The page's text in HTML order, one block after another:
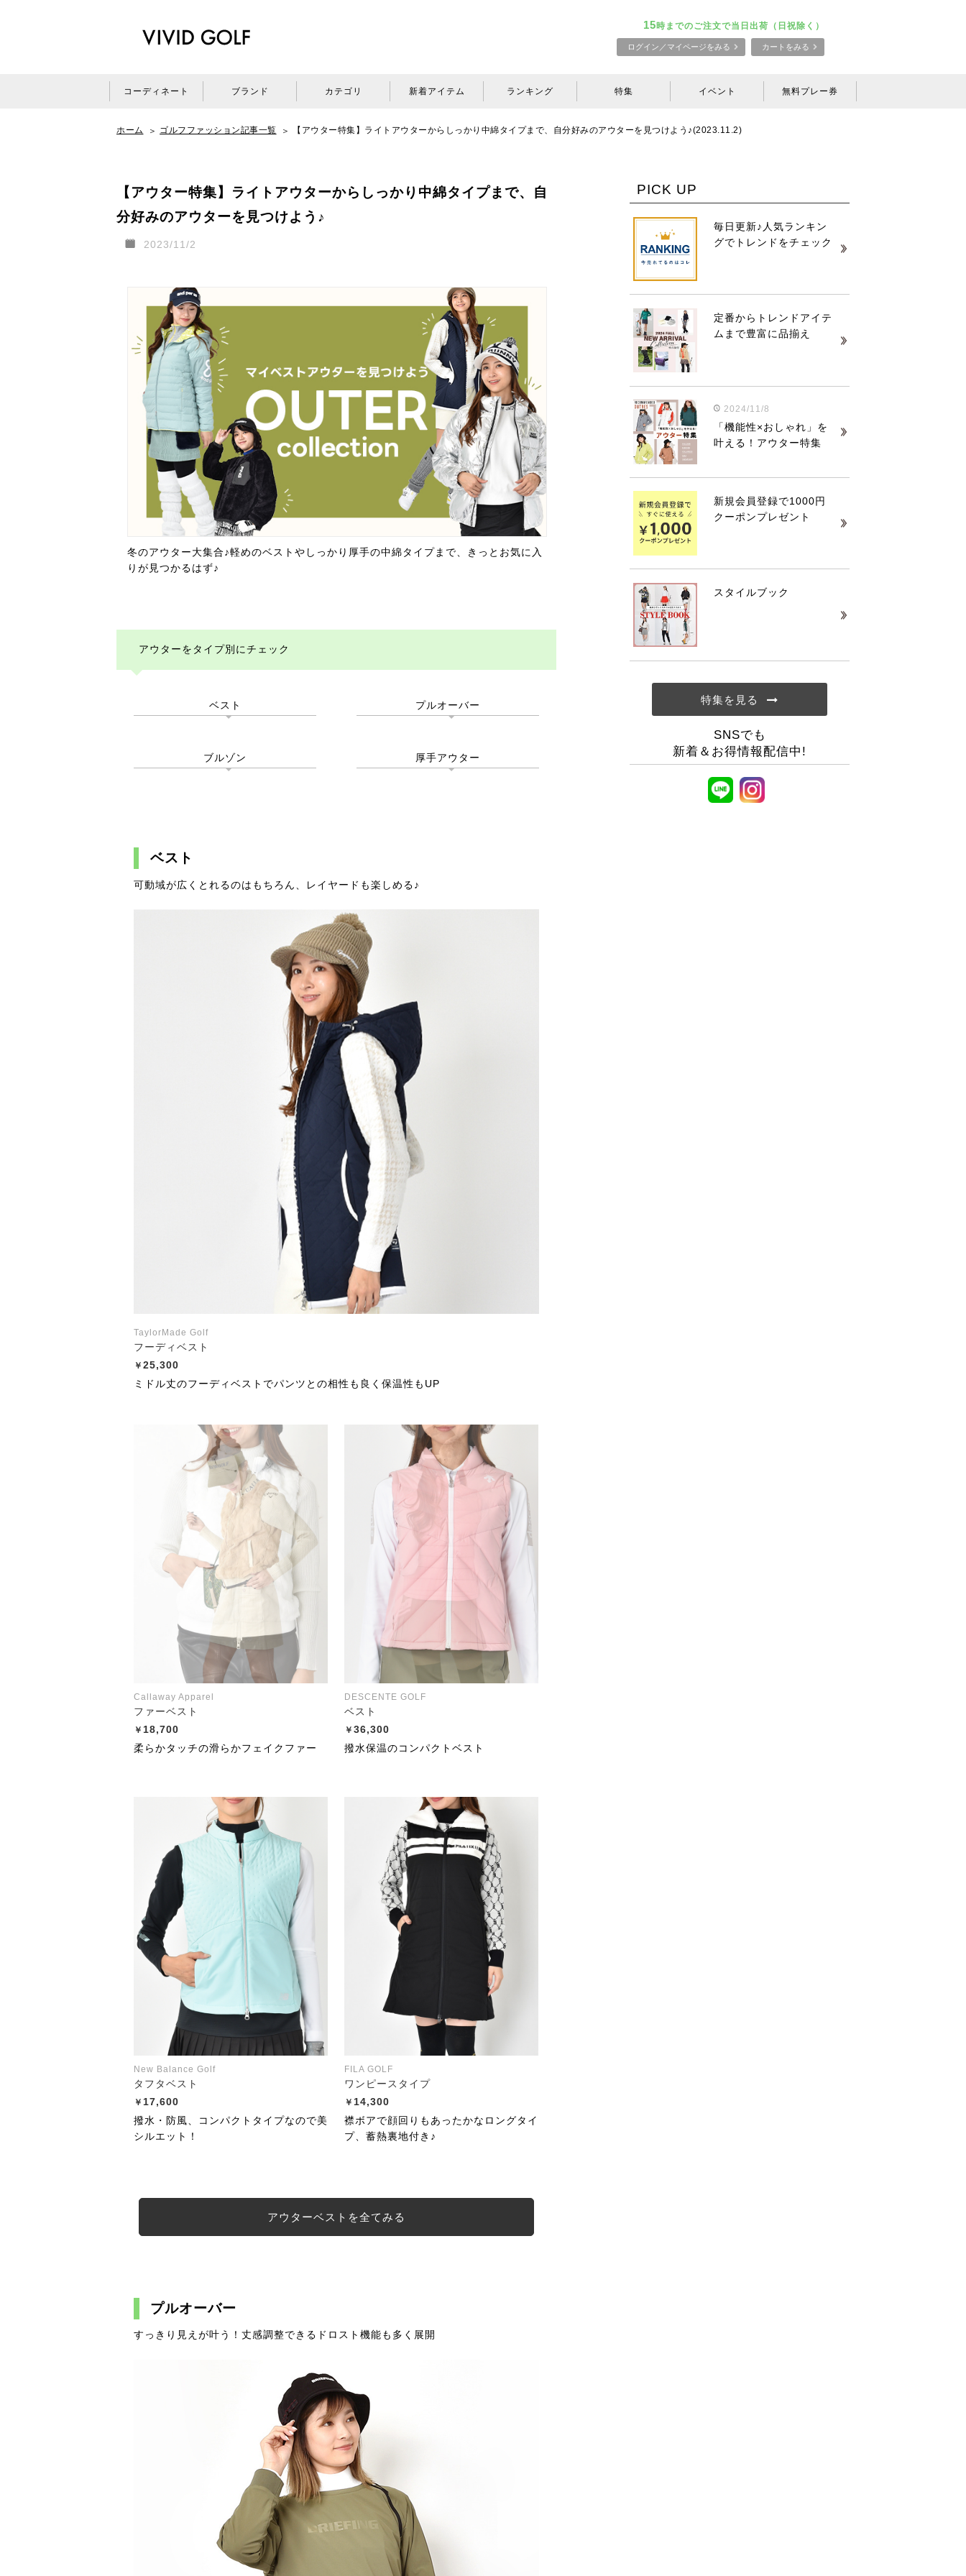
15時までのご注文で当日出荷（日祝除く）
ログイン／マイページをみる カートをみる
コーディネート ブランド カテゴリ 新着アイテム ランキング 特集 イベント 無料プレー券
ホーム ゴルフファッション記事一覧 【アウター特集】ライトアウターからしっかり中綿タイプまで、自分好みのアウターを見つけよう♪(2023.11.2)
PICK UP
毎日更新♪人気ランキン
グでトレンドをチェック
定番からトレンドアイテ
ムまで豊富に品揃え
2024/11/8
「機能性×おしゃれ」を
叶える！アウター特集
新規会員登録で1000円
クーポンプレゼント
スタイルブック
特集を見る
SNSでも
新着＆お得情報配信中!
【アウター特集】ライトアウターからしっかり中綿タイプまで、自
分好みのアウターを見つけよう♪
2023/11/2
冬のアウター大集合♪軽めのベストやしっかり厚手の中綿タイプまで、きっとお気に入
りが見つかるはず♪
アウターをタイプ別にチェック
ベスト プルオーバー
ブルゾン 厚手アウター
ベスト
可動域が広くとれるのはもちろん、レイヤードも楽しめる♪
TaylorMade Golf
フーディベスト
25,300
ミドル丈のフーディベストでパンツとの相性も良く保温性もUP
Callaway Apparel
ファーベスト
18,700
柔らかタッチの滑らかフェイクファー
DESCENTE GOLF
ベスト
36,300
撥水保温のコンパクトベスト
New Balance Golf
タフタベスト
17,600
撥水・防風、コンパクトタイプなので美
シルエット！
FILA GOLF
ワンピースタイプ
14,300
襟ボアで顔回りもあったかなロングタイ
プ、蓄熱裏地付き♪
アウターベストを全てみる
プルオーバー
すっきり見えが叶う！丈感調整できるドロスト機能も多く展開